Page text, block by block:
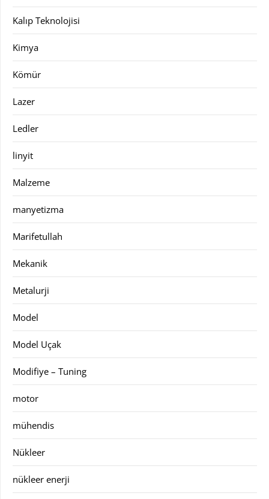
Kalıp Teknolojisi
Kimya
Kömür
Lazer
Ledler
linyit
Malzeme
manyetizma
Marifetullah
Mekanik
Metalurji
Model
Model Uçak
Modifiye – Tuning
motor
mühendis
Nükleer
nükleer enerji